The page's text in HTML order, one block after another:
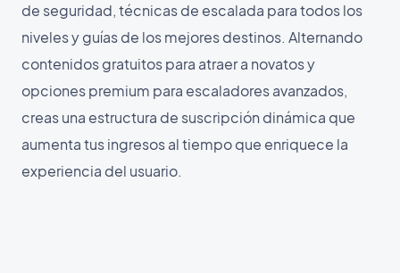
de seguridad, técnicas de escalada para todos los
niveles y guías de los mejores destinos. Alternando
contenidos gratuitos para atraer a novatos y
opciones premium para escaladores avanzados,
creas una estructura de suscripción dinámica que
aumenta tus ingresos al tiempo que enriquece la
experiencia del usuario.